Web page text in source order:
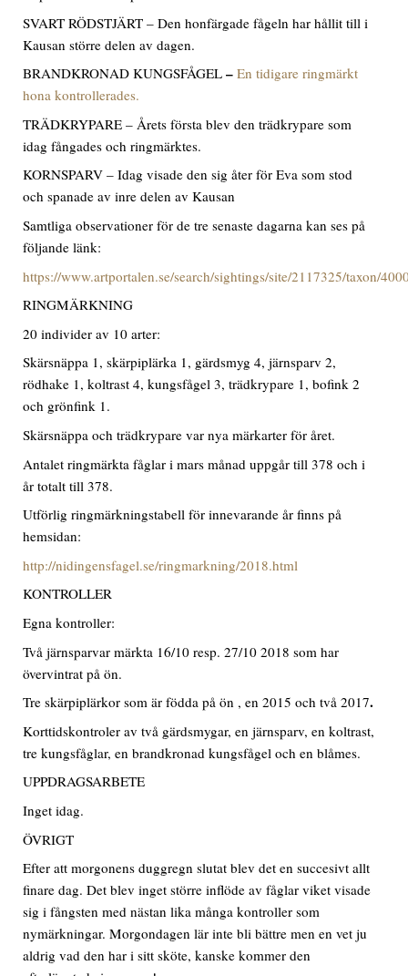
SVART RÖDSTJÄRT – Den honfärgade fågeln har hållit till i
Kausan större delen av dagen.
BRANDKRONAD KUNGSFÅGEL –En tidigare ringmärkt
hona kontrollerades.
TRÄDKRYPARE – Årets första blev den trädkrypare som
idag fångades och ringmärktes.
KORNSPARV – Idag visade den sig åter för Eva som stod
och spanade av inre delen av Kausan
Samtliga observationer för de tre senaste dagarna kan ses på
följande länk:
https://www.artportalen.se/search/sightings/site/2117325/taxon/
RINGMÄRKNING
20 individer av 10 arter:
Skärsnäppa 1, skärpiplärka 1, gärdsmyg 4, järnsparv 2,
rödhake 1, koltrast 4, kungsfågel 3, trädkrypare 1, bofink 2
och grönfink 1.
Skärsnäppa och trädkrypare var nya märkarter för året.
Antalet ringmärkta fåglar i mars månad uppgår till 378 och i
år totalt till 378.
Utförlig ringmärkningstabell för innevarande år finns på
hemsidan:
http://nidingensfagel.se/ringmarkning/2018.html
KONTROLLER
Egna kontroller:
Två järnsparvar märkta 16/10 resp. 27/10 2018 som har
övervintrat på ön.
Tre skärpiplärkor som är födda på ön , en 2015 och två 2017.
Korttidskontroler av två gärdsmygar, en järnsparv, en koltrast,
tre kungsfåglar, en brandkronad kungsfågel och en blåmes.
UPPDRAGSARBETE
Inget idag.
ÖVRIGT
Efter att morgonens duggregn slutat blev det en succesivt allt
finare dag. Det blev inget större inflöde av fåglar viket visade
sig i fångsten med nästan lika många kontroller som
nymärkningar. Morgondagen lär inte bli bättre men en vet ju
aldrig vad den har i sitt sköte, kanske kommer den